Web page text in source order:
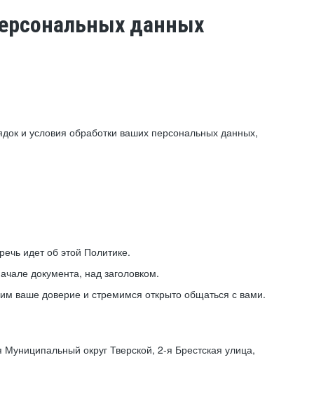
данных
и условия обработки ваших персональных данных,
идет об этой Политике.
документа, над заголовком.
ваше доверие и стремимся открыто общаться с вами.
округ Тверской, 2-я Брестская улица,